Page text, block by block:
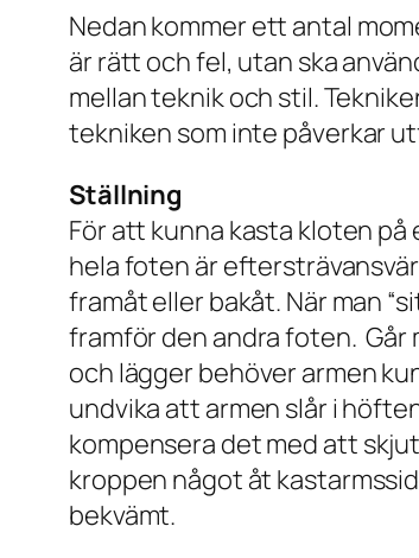
Nedan kommer ett antal
är rätt och fel, utan ska
mellan teknik och stil.
tekniken som inte påverkar
Ställning
För att kunna kasta kloten
hela foten är
framåt eller bakåt. När man
framför den andra foten. Går
och lägger behöver armen
undvika att armen slår i
kompensera det med att
kroppen något åt
bekvämt.